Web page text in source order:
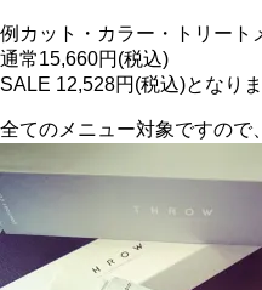
例カット・カラー・トリート
通常15,660円(税込)
SALE 12,528円(税込)となりま
全てのメニュー対象ですので